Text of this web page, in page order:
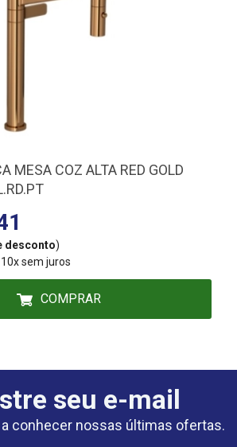
MESA COZ ALTA RED GOLD
desconto)
sem juros
COMPRAR
seu e-mail
conhecer nossas últimas ofertas.